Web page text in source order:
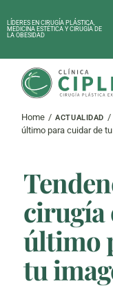
to
theLÍDERES EN CIRUGÍA PLÁSTICA,
MEDICINA ESTÉTICA Y CIRUGÍA DE
LA OBESIDAD
Home ACTUALIDAD
último para cuidar de
cirugía
último
tu